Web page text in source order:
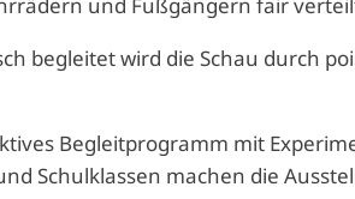
begleitet wird die Schau durch
Begleitprogramm mit
Schulklassen machen die